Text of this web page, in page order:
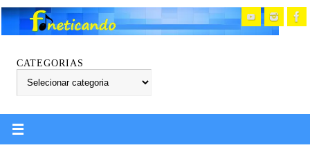
CATEGORIAS